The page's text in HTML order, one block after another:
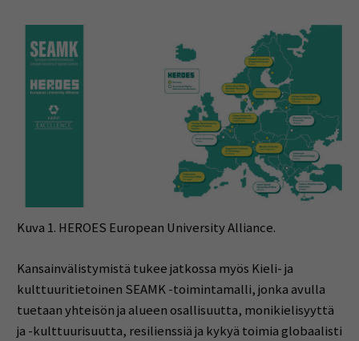
Kuva 1. HEROES European University Alliance.
Kansainvälistymistä tukee jatkossa myös Kieli- ja
kulttuuritietoinen SEAMK -toimintamalli, jonka avulla
tuetaan yhteisön ja alueen osallisuutta, monikielisyyttä
ja -kulttuurisuutta, resilienssiä ja kykyä toimia globaalisti